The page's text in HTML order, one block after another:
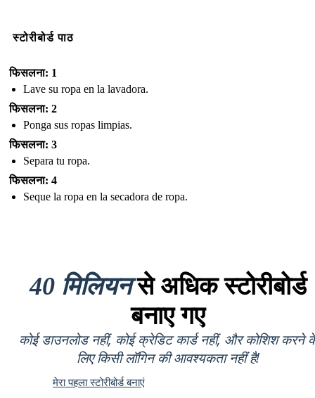
स्टोरीबोर्ड पाठ
फिसलना: 1
Lave su ropa en la lavadora.
फिसलना: 2
Ponga sus ropas limpias.
फिसलना: 3
Separa tu ropa.
फिसलना: 4
Seque la ropa en la secadora de ropa.
40 मिलियनसे अधिक स्टोरीबोर्ड
बनाए गए
कोई डाउनलोड नहीं, कोई क्रेडिट कार्ड नहीं, और कोशिश करने
लिए किसी लॉगिन की आवश्यकता नहीं है!
मेरा पहला स्टोरीबोर्ड बनाएं